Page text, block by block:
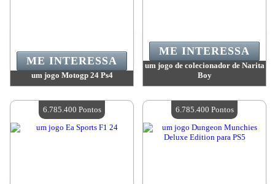
um jogo Motogp 24 Ps4
Quantidade disponível:4
ME INTERESSA
um jogo de colecionador de Narita
Boy
Quantidade disponível:4
ME INTERESSA
6.785.400 Pontos 6.785.400 Pontos